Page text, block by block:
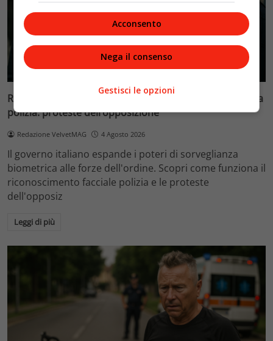
Politica
Riconoscimento facciale, il governo accelera i poteri alla
polizia: proteste dell’opposizione
Redazione VelvetMAG 4 Agosto 2026
Il governo italiano espande i poteri di sorveglianza
biometrica alle forze dell'ordine. Scopri come funziona il
riconoscimento facciale polizia e le proteste
dell'opposiz
Leggi di più
Acconsento
Nega il consenso
Gestisci le opzioni